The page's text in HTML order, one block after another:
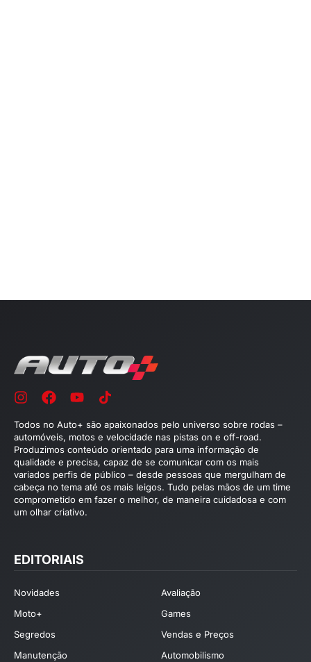
Todos no Auto+ são apaixonados pelo universo sobre rodas –
automóveis, motos e velocidade nas pistas on e off-road.
Produzimos conteúdo orientado para uma informação de
qualidade e precisa, capaz de se comunicar com os mais
variados perfis de público – desde pessoas que mergulham de
cabeça no tema até os mais leigos. Tudo pelas mãos de um time
comprometido em fazer o melhor, de maneira cuidadosa e com
um olhar criativo.
EDITORIAIS
Novidades
Avaliação
Moto+
Games
Segredos
Vendas e Preços
Manutenção
Automobilismo